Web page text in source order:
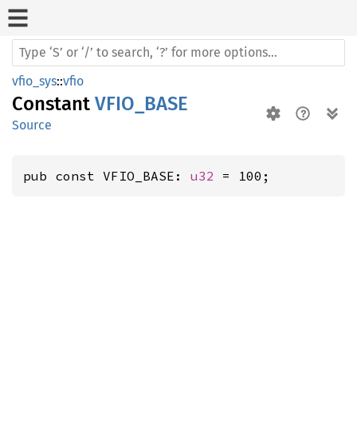
vfio_sys::vfio
Constant VFIO_BASE
Source
pub const VFIO_BASE: u32 = 100;